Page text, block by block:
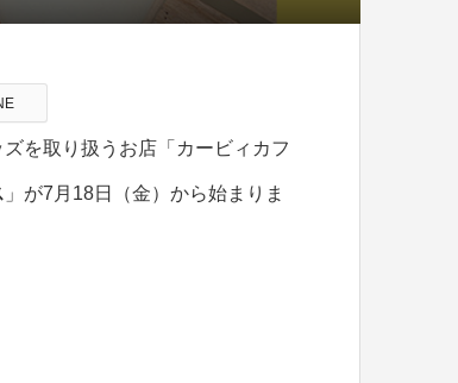
を取り扱うお店「カービィカフ
」が7月18日（金）から始まりま